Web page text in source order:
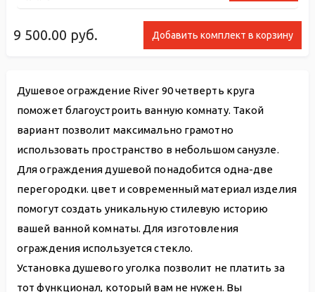
9 500.00 руб. Добавить комплект в корзину
Душевое ограждение River 90 четверть круга
поможет благоустроить ванную комнату. Такой
вариант позволит максимально грамотно
использовать пространство в небольшом санузле.
Для ограждения душевой понадобится одна-две
перегородки. цвет и современный материал изделия
помогут создать уникальную стилевую историю
вашей ванной комнаты. Для изготовления
ограждения используется стекло.
Установка душевого уголка позволит не платить за
тот функционал, который вам не нужен. Вы